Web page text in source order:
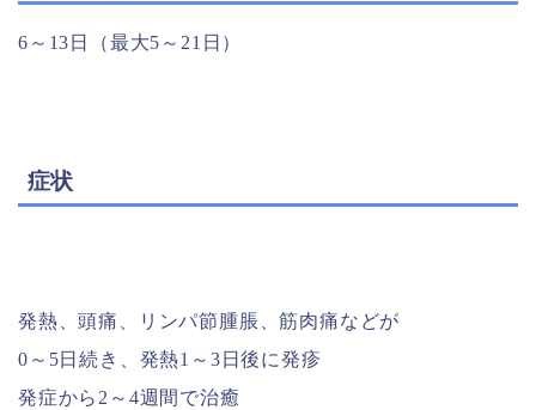
6～13日（最大5～21日）
症状
発熱、頭痛、リンパ節腫脹、筋肉痛などが
0～5日続き、発熱1～3日後に発疹
発症から2～4週間で治癒